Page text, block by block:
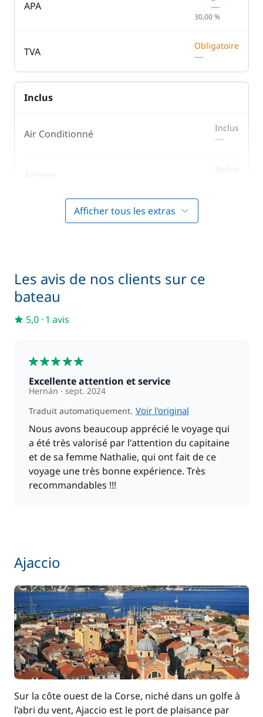
éléctrique
Panneaux solaires
Plateforme de bain
APA —
30,00 %
TVA Obligatoire
—
Inclus
Air Conditionné Inclus
—
Annexe Inclus
Bouée tractée
Kayak
Paddle
—
Skipper (repas non inclus) Inclus
Afficher tous les extras
Les avis de nos clients sur ce
bateau
5,0 · 1 avis
Excellente attention et service
Hernán
sept. 2024
Traduit automatiquement. Voir l'original
Nous avons beaucoup apprécié le voyage qui
a été très valorisé par l'attention du capitaine
et de sa femme Nathalie, qui ont fait de ce
voyage une très bonne expérience. Très
recommandables !!!
Ajaccio
Sur la côte ouest de la Corse, niché dans un golfe à
l’abri du vent, Ajaccio est le port de plaisance par